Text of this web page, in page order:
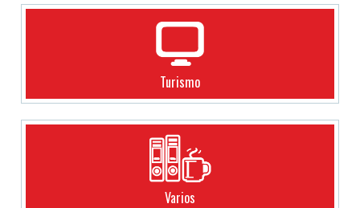
Turismo
Varios